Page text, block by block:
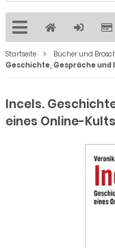
Startseite Bücher und
Geschichte, Gespräche und
Incels.
eines Online-Kults